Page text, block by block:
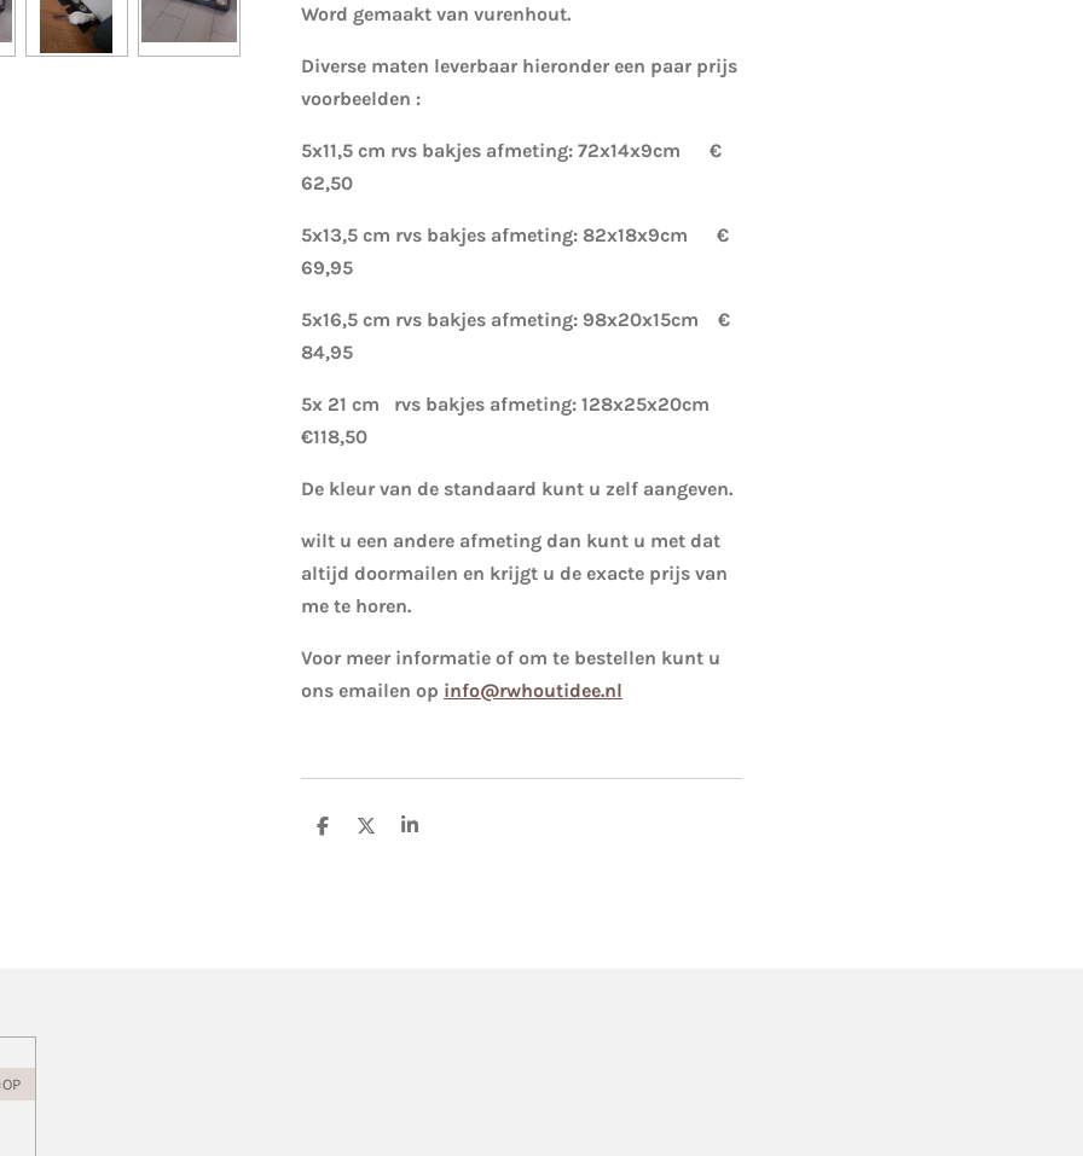
Word gemaakt van vurenhout.
Diverse maten leverbaar hieronder een paar prijs
voorbeelden :
5x11,5 cm rvs bakjes afmeting: 72x14x9cm €
62,50
5x13,5 cm rvs bakjes afmeting: 82x18x9cm €
69,95
5x16,5 cm rvs bakjes afmeting: 98x20x15cm €
84,95
5x 21 cm rvs bakjes afmeting: 128x25x20cm
€118,50
De kleur van de standaard kunt u zelf aangeven.
wilt u een andere afmeting dan kunt u met dat
altijd doormailen en krijgt u de exacte prijs van
me te horen.
Voor meer informatie of om te bestellen kunt u
ons emailen op info@rwhoutidee.nl
D
D
S